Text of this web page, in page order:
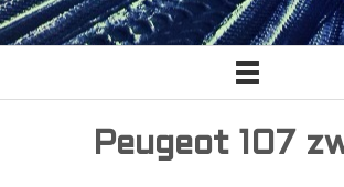
Peugeot 107